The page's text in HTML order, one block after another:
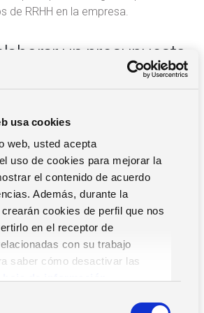
usa cookies
web, usted acepta
uso de cookies para mejorar la
el contenido de acuerdo
Además, durante la
cookies de perfil que nos
en el receptor de
con su trabajo
saber cómo desactivar las
de RRHH en la empresa.
un presupuesto
de Recursos Humanos en una
de presupuesto
de RRHH hay que tener en
más habituales en este
es implementar un
en el que se parte de un
otra opción es partir de un